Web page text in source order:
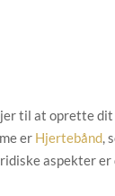
til at oprette
er Hjertebånd,
aspekter